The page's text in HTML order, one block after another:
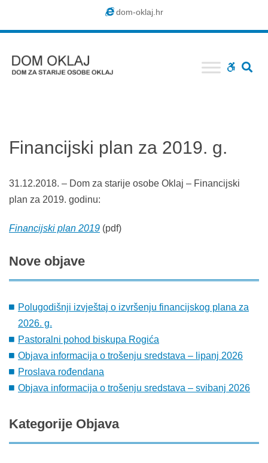
dom-oklaj.hr
WCAG
Financijski plan za 2019. g.
31.12.2018. – Dom za starije osobe Oklaj – Financijski
plan za 2019. godinu:
Financijski plan 2019 (pdf)
Nove objave
Polugodišnji izvještaj o izvršenju financijskog plana za
2026. g.
Pastoralni pohod biskupa Rogića
Objava informacija o trošenju sredstava – lipanj 2026
Proslava rođendana
Objava informacija o trošenju sredstava – svibanj 2026
Kategorije Objava